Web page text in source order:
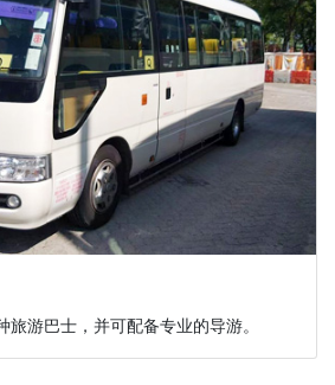
游巴士，并可配备专业的导游。